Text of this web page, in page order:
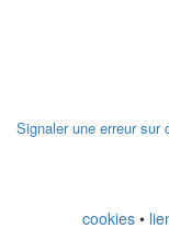
Signaler une erreur sur
cookies •